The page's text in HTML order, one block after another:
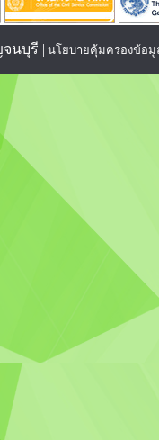
นบุรี | นโยบายคุ้มครองข้อ